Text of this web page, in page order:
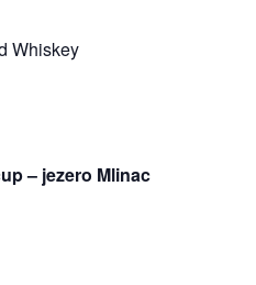
Whiskey
– jezero Mlinac